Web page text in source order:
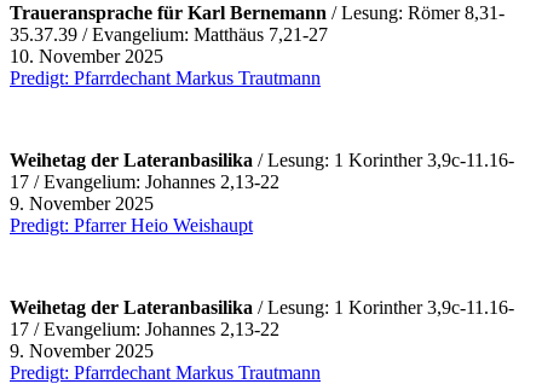
Traueransprache für Karl Bernemann / Lesung: Römer 8,31-
35.37.39 / Evangelium: Matthäus 7,21-27
10. November 2025
Predigt: Pfarrdechant Markus Trautmann
Weihetag der Lateranbasilika / Lesung: 1 Korinther 3,9c-11.16-
17 / Evangelium: Johannes 2,13-22
9. November 2025
Predigt: Pfarrer Heio Weishaupt
Weihetag der Lateranbasilika / Lesung: 1 Korinther 3,9c-11.16-
17 / Evangelium: Johannes 2,13-22
9. November 2025
Predigt: Pfarrdechant Markus Trautmann